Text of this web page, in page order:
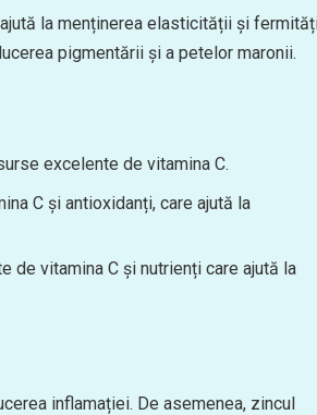
la menținerea elasticității și
pigmentării și a petelor maronii.
excelente de vitamina C.
C și antioxidanți, care ajută la
de vitamina C și nutrienți care ajută la
inflamației. De asemenea, zincul